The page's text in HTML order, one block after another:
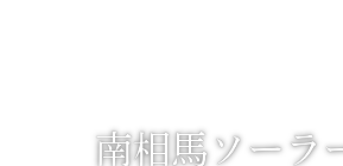
南相馬ソーラ